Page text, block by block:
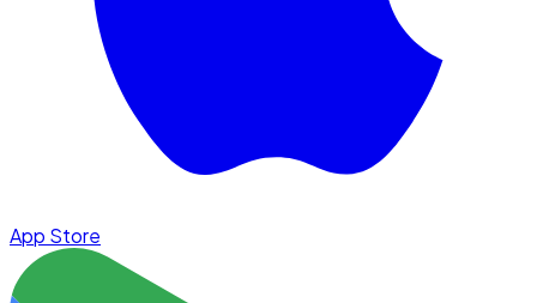
App Store